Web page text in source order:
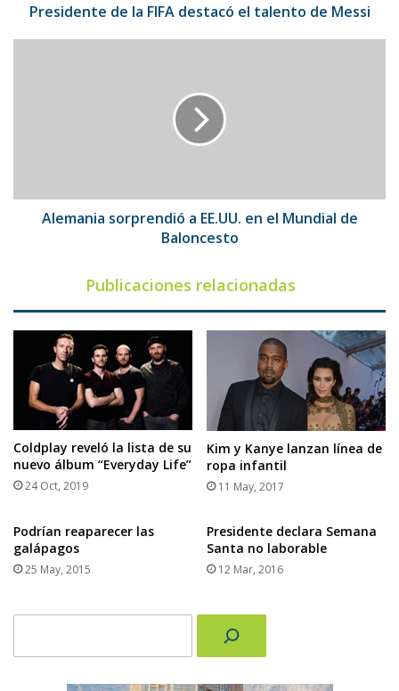
Presidente de la FIFA destacó el talento de Messi
Baloncesto
Alemania sorprendió a EE.UU. en el Mundial de
Baloncesto
Publicaciones relacionadas
Coldplay reveló la lista de su
nuevo álbum “Everyday Life”
24 Oct, 2019
Kim y Kanye lanzan línea de
ropa infantil
11 May, 2017
Podrían reaparecer las
galápagos
25 May, 2015
Presidente declara Semana
Santa no laborable
12 Mar, 2016